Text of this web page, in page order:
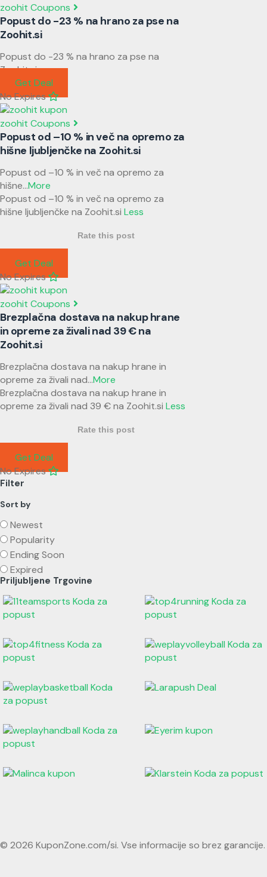
zoohit Coupons
Popust do -23 % na hrano za pse na
Zoohit.si
Popust do -23 % na hrano za pse na
Zoohit.si
Get Deal
No Expires
zoohit Coupons
Popust od –10 % in več na opremo za
hišne ljubljenčke na Zoohit.si
Popust od –10 % in več na opremo za
hišne...More
Popust od –10 % in več na opremo za
hišne ljubljenčke na Zoohit.si Less
Rate this post
Get Deal
No Expires
zoohit Coupons
Brezplačna dostava na nakup hrane
in opreme za živali nad 39 € na
Zoohit.si
Brezplačna dostava na nakup hrane in
opreme za živali nad...More
Brezplačna dostava na nakup hrane in
opreme za živali nad 39 € na Zoohit.si Less
Rate this post
Get Deal
No Expires
Filter
Sort by
Newest
Popularity
Ending Soon
Expired
Priljubljene Trgovine
© 2026 KuponZone.com/si. Vse informacije so brez garancije.